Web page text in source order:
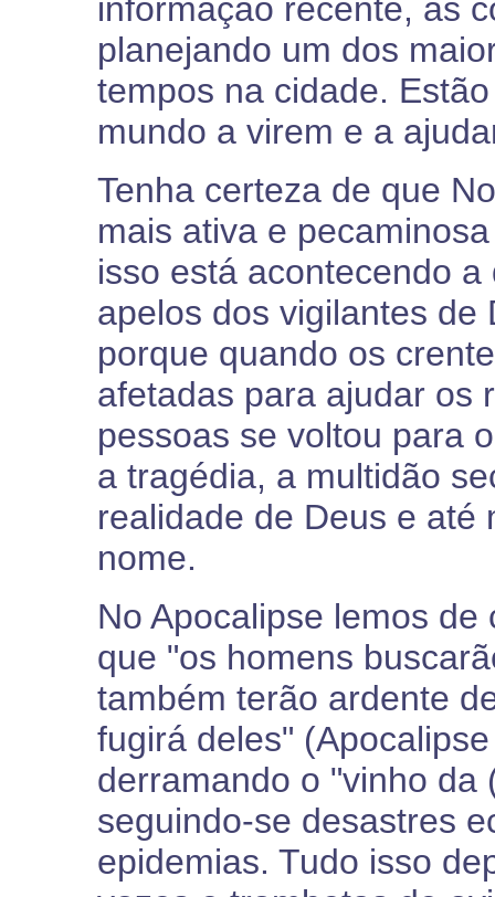
informação recente, as
planejando um dos
tempos na cidade.
mundo a virem e a
Tenha certeza de que
mais ativa e
isso está acontecendo
apelos dos vigilantes de
porque quando os
afetadas para ajudar os
pessoas se voltou para
a tragédia, a multidão
realidade de Deus e até
nome.
No Apocalipse lemos
que "os homens
também terão ardente
fugirá deles"
derramando o "vinho da
seguindo-se desastres
epidemias. Tudo isso